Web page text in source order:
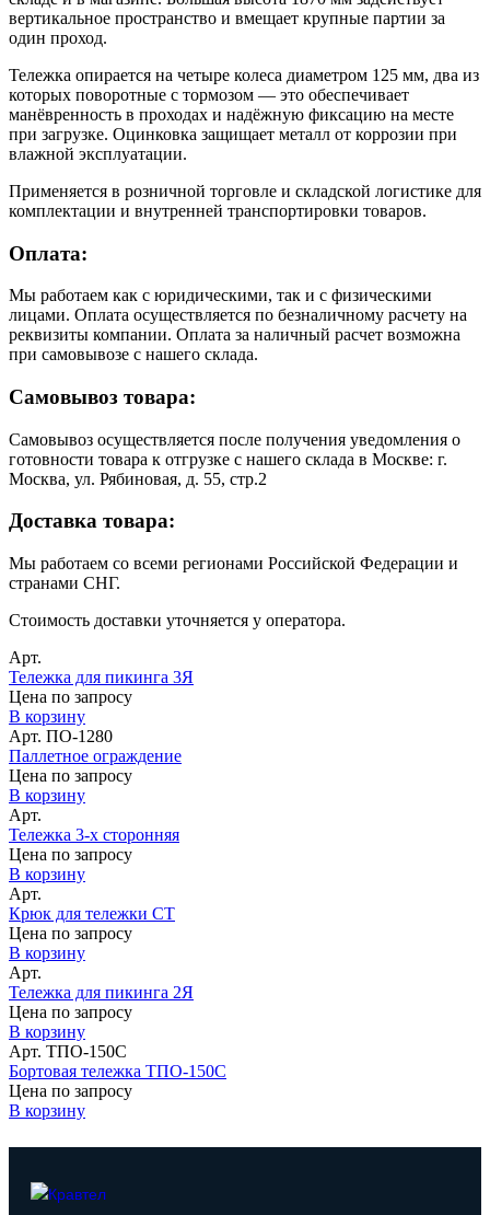
вертикальное пространство и вмещает крупные партии за
один проход.
Тележка опирается на четыре колеса диаметром 125 мм, два из
которых поворотные с тормозом — это обеспечивает
манёвренность в проходах и надёжную фиксацию на месте
при загрузке. Оцинковка защищает металл от коррозии при
влажной эксплуатации.
Применяется в розничной торговле и складской логистике для
комплектации и внутренней транспортировки товаров.
Оплата:
Мы работаем как с юридическими, так и с физическими
лицами. Оплата осуществляется по безналичному расчету на
реквизиты компании. Оплата за наличный расчет возможна
при самовывозе с нашего склада.
Самовывоз товара:
Самовывоз осуществляется после получения уведомления о
готовности товара к отгрузке с нашего склада в Москве: г.
Москва, ул. Рябиновая, д. 55, стр.2
Доставка товара:
Мы работаем со всеми регионами Российской Федерации и
странами СНГ.
Стоимость доставки уточняется у оператора.
Арт.
Тележка для пикинга 3Я
Цена по запросу
В корзину
Арт. ПО-1280
Паллетное ограждение
Цена по запросу
В корзину
Арт.
Тележка 3-х сторонняя
Цена по запросу
В корзину
Арт.
Крюк для тележки СТ
Цена по запросу
В корзину
Арт.
Тележка для пикинга 2Я
Цена по запросу
В корзину
Арт. ТПО-150С
Бортовая тележка ТПО-150С
Цена по запросу
В корзину